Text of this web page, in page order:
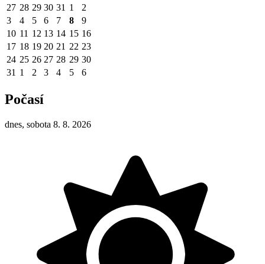
27 28 29 30 31 1
2
3
4 5 6 7 8
9
10 11 12 13 14 15 16
17 18 19 20 21 22 23
24 25 26 27 28 29 30
31 1 2 3 4 5 6
Počasí
dnes, sobota 8. 8. 2026